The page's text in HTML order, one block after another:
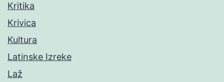
Kritika
Krivica
Kultura
Latinske Izreke
Laž